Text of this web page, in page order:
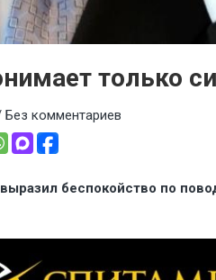
только
Без комментариев
беспокойство по